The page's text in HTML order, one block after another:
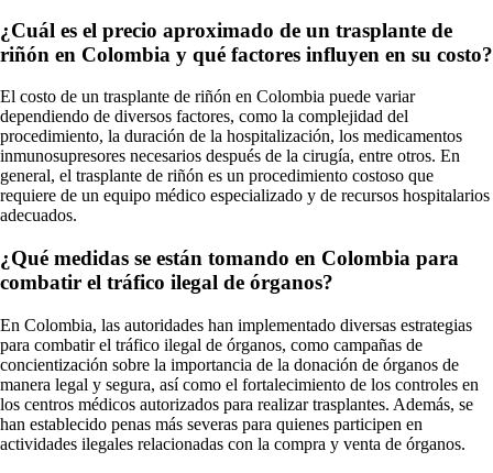
¿Cuál es el precio aproximado de un trasplante de
riñón en Colombia y qué factores influyen en su costo?
El costo de un trasplante de riñón en Colombia puede variar
dependiendo de diversos factores, como la complejidad del
procedimiento, la duración de la hospitalización, los medicamentos
inmunosupresores necesarios después de la cirugía, entre otros. En
general, el trasplante de riñón es un procedimiento costoso que
requiere de un equipo médico especializado y de recursos hospitalarios
adecuados.
¿Qué medidas se están tomando en Colombia para
combatir el tráfico ilegal de órganos?
En Colombia, las autoridades han implementado diversas estrategias
para combatir el tráfico ilegal de órganos, como campañas de
concientización sobre la importancia de la donación de órganos de
manera legal y segura, así como el fortalecimiento de los controles en
los centros médicos autorizados para realizar trasplantes. Además, se
han establecido penas más severas para quienes participen en
actividades ilegales relacionadas con la compra y venta de órganos.